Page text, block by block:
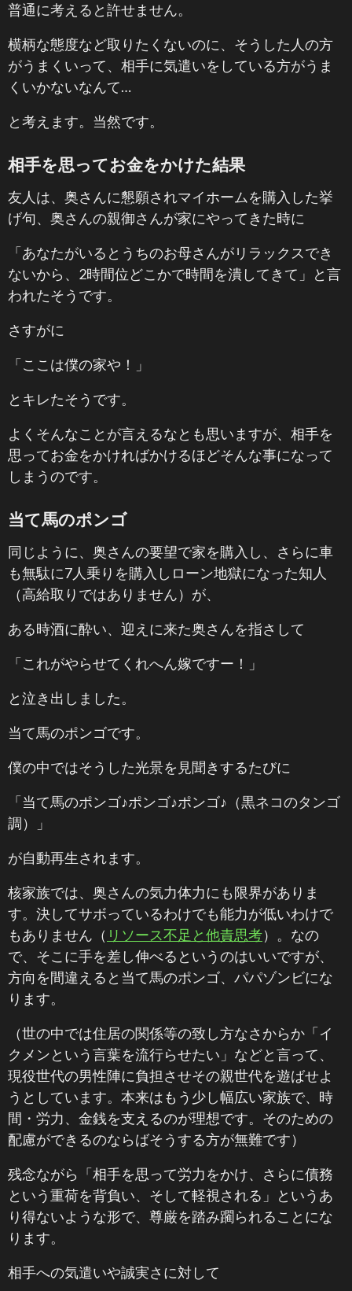
普通に考えると許せません。
横柄な態度など取りたくないのに、そうした人の方
がうまくいって、相手に気遣いをしている方がうま
くいかないなんて…
と考えます。当然です。
相手を思ってお金をかけた結果
友人は、奥さんに懇願されマイホームを購入した挙
げ句、奥さんの親御さんが家にやってきた時に
「あなたがいるとうちのお母さんがリラックスでき
ないから、2時間位どこかで時間を潰してきて」と言
われたそうです。
さすがに
「ここは僕の家や！」
とキレたそうです。
よくそんなことが言えるなとも思いますが、相手を
思ってお金をかければかけるほどそんな事になって
しまうのです。
当て馬のポンゴ
同じように、奥さんの要望で家を購入し、さらに車
も無駄に7人乗りを購入しローン地獄になった知人
（高給取りではありません）が、
ある時酒に酔い、迎えに来た奥さんを指さして
「これがやらせてくれへん嫁ですー！」
と泣き出しました。
当て馬のポンゴです。
僕の中ではそうした光景を見聞きするたびに
「当て馬のポンゴ♪ポンゴ♪ポンゴ♪（黒ネコのタンゴ
調）」
が自動再生されます。
核家族では、奥さんの気力体力にも限界がありま
す。決してサボっているわけでも能力が低いわけで
もありません（ リソース不足と他責思考）。なの
で、そこに手を差し伸べるというのはいいですが、
方向を間違えると当て馬のポンゴ、パパゾンビにな
ります。
（世の中では住居の関係等の致し方なさからか「イ
クメンという言葉を流行らせたい」などと言って、
現役世代の男性陣に負担させその親世代を遊ばせよ
うとしています。本来はもう少し幅広い家族で、時
間・労力、金銭を支えるのが理想です。そのための
配慮ができるのならばそうする方が無難です）
残念ながら「相手を思って労力をかけ、さらに債務
という重荷を背負い、そして軽視される」というあ
り得ないような形で、尊厳を踏み躙られることにな
ります。
相手への気遣いや誠実さに対して